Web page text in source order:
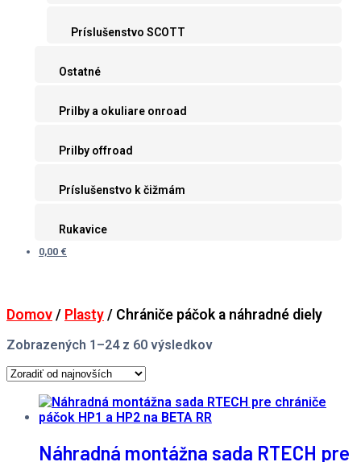
Príslušenstvo SCOTT
Ostatné
Prilby a okuliare onroad
Prilby offroad
Príslušenstvo k čižmám
Rukavice
0,00 €
Domov / Plasty / Chrániče páčok a náhradné diely
Zobrazených 1–24 z 60 výsledkovZoradené
Náhradná montážna sada RTECH pre